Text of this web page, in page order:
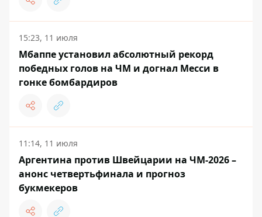
15:23, 11 июля
Мбаппе установил абсолютный рекорд
победных голов на ЧМ и догнал Месси в
гонке бомбардиров
11:14, 11 июля
Аргентина против Швейцарии на ЧМ-2026 –
анонс четвертьфинала и прогноз
букмекеров